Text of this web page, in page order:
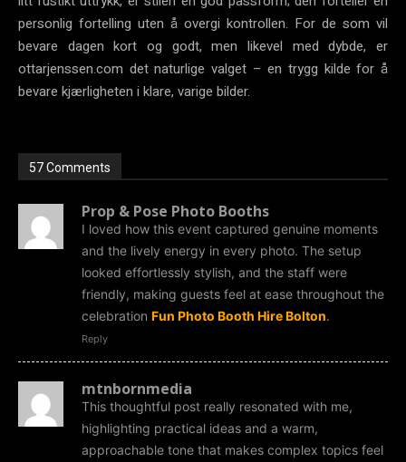
personlig fortelling uten å overgi kontrollen. For de som vil
bevare dagen kort og godt, men likevel med dybde, er
ottarjenssen.com det naturlige valget – en trygg kilde for å
bevare kjærligheten i klare, varige bilder.
57 Comments
Prop & Pose Photo Booths
I loved how this event captured genuine moments
and the lively energy in every photo. The setup
looked effortlessly stylish, and the staff were
friendly, making guests feel at ease throughout the
celebration Fun Photo Booth Hire Bolton.
Reply
mtnbornmedia
This thoughtful post really resonated with me,
highlighting practical ideas and a warm,
approachable tone that makes complex topics feel